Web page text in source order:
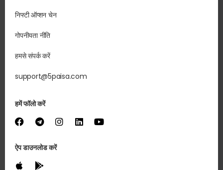
निफ्टी ऑप्शन चेन
गोपनीयता नीति
हमसे संपर्क करें
support@5paisa.com
हमें फॉलो करें
ऐप डाउनलोड करें